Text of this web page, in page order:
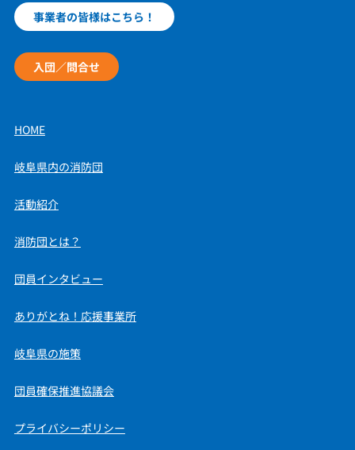
事業者の皆様はこちら！
入団／問合せ
HOME
岐阜県内の消防団
活動紹介
消防団とは？
団員インタビュー
ありがとね！応援事業所
岐阜県の施策
団員確保推進協議会
プライバシーポリシー